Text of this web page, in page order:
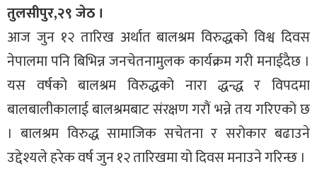
तुलसीपुर,२९ जेठ ।
आज जुन १२ तारिख अर्थात बालश्रम विरुद्धको विश्व दिवस
नेपालमा पनि बिभिन्न जनचेतनामुलक कार्यक्रम गरी मनाईदैछ ।
यस वर्षको बालश्रम विरुद्धको नारा द्धन्द्ध र विपदमा
बालबालीकालाई बालश्रमबाट संरक्षण गरौं भन्ने तय गरिएको छ
। बालश्रम विरुद्ध सामाजिक सचेतना र सरोकार बढाउने
उद्देश्यले हरेक वर्ष जुन १२ तारिखमा यो दिवस मनाउने गरिन्छ ।